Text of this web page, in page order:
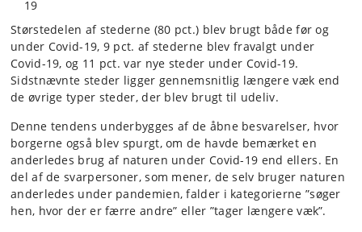
19
Størstedelen af stederne (80 pct.) blev brugt både før og
under Covid-19, 9 pct. af stederne blev fravalgt under
Covid-19, og 11 pct. var nye steder under Covid-19.
Sidstnævnte steder ligger gennemsnitlig længere væk end
de øvrige typer steder, der blev brugt til udeliv.
Denne tendens underbygges af de åbne besvarelser, hvor
borgerne også blev spurgt, om de havde bemærket en
anderledes brug af naturen under Covid-19 end ellers. En
del af de svarpersoner, som mener, de selv bruger naturen
anderledes under pandemien, falder i kategorierne ”søger
hen, hvor der er færre andre” eller ”tager længere væk”.